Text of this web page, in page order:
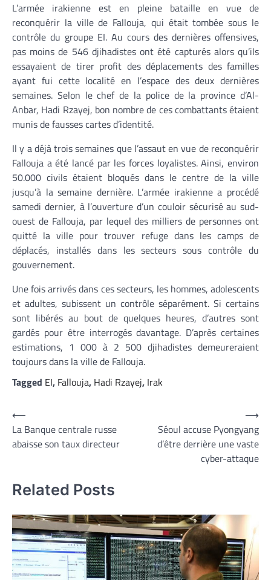
L’armée irakienne est en pleine bataille en vue de
reconquérir la ville de Fallouja, qui était tombée sous le
contrôle du groupe EI. Au cours des dernières offensives,
pas moins de 546 djihadistes ont été capturés alors qu’ils
essayaient de tirer profit des déplacements des familles
ayant fui cette localité en l’espace des deux dernières
semaines. Selon le chef de la police de la province d’Al-
Anbar, Hadi Rzayej, bon nombre de ces combattants étaient
munis de fausses cartes d’identité.
Il y a déjà trois semaines que l’assaut en vue de reconquérir
Fallouja a été lancé par les forces loyalistes. Ainsi, environ
50.000 civils étaient bloqués dans le centre de la ville
jusqu’à la semaine dernière. L’armée irakienne a procédé
samedi dernier, à l’ouverture d’un couloir sécurisé au sud-
ouest de Fallouja, par lequel des milliers de personnes ont
quitté la ville pour trouver refuge dans les camps de
déplacés, installés dans les secteurs sous contrôle du
gouvernement.
Une fois arrivés dans ces secteurs, les hommes, adolescents
et adultes, subissent un contrôle séparément. Si certains
sont libérés au bout de quelques heures, d’autres sont
gardés pour être interrogés davantage. D’après certaines
estimations, 1 000 à 2 500 djihadistes demeureraient
toujours dans la ville de Fallouja.
Tagged EI, Fallouja, Hadi Rzayej, Irak
Navigation
de
l’article
⟵
La Banque centrale russe
abaisse son taux directeur
Séoul accuse Pyongyang
d’être derrière une vaste
cyber-attaque
⟶
Related Posts